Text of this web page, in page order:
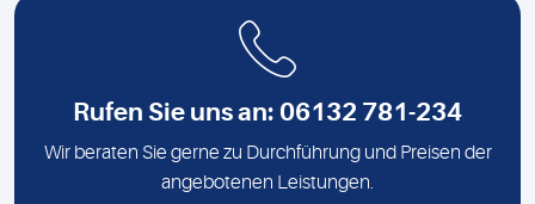
Rufen Sie uns an: 06132 781-234
Wir beraten Sie gerne zu Durchführung und Preisen der
angebotenen Leistungen.